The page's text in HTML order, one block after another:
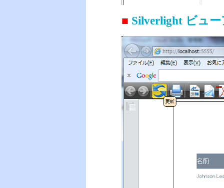
■ Silverlight ビュ